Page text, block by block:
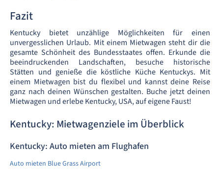
Fazit
Kentucky bietet unzählige Möglichkeiten für einen
unvergesslichen Urlaub. Mit einem Mietwagen steht dir die
gesamte Schönheit des Bundesstaates offen. Erkunde die
beeindruckenden Landschaften, besuche historische
Stätten und genieße die köstliche Küche Kentuckys. Mit
einem Mietwagen bist du flexibel und kannst deine Reise
ganz nach deinen Wünschen gestalten. Buche jetzt deinen
Mietwagen und erlebe Kentucky, USA, auf eigene Faust!
Kentucky: Mietwagenziele im Überblick
Kentucky: Auto mieten am Flughafen
Auto mieten Blue Grass Airport